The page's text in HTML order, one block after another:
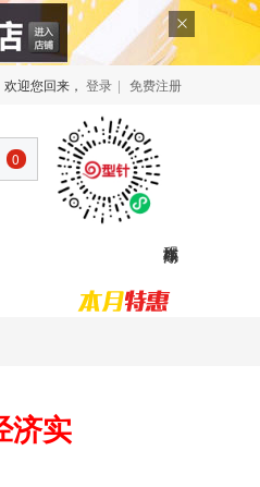
欢迎您回来， 登录 | 免费注册
0
济实